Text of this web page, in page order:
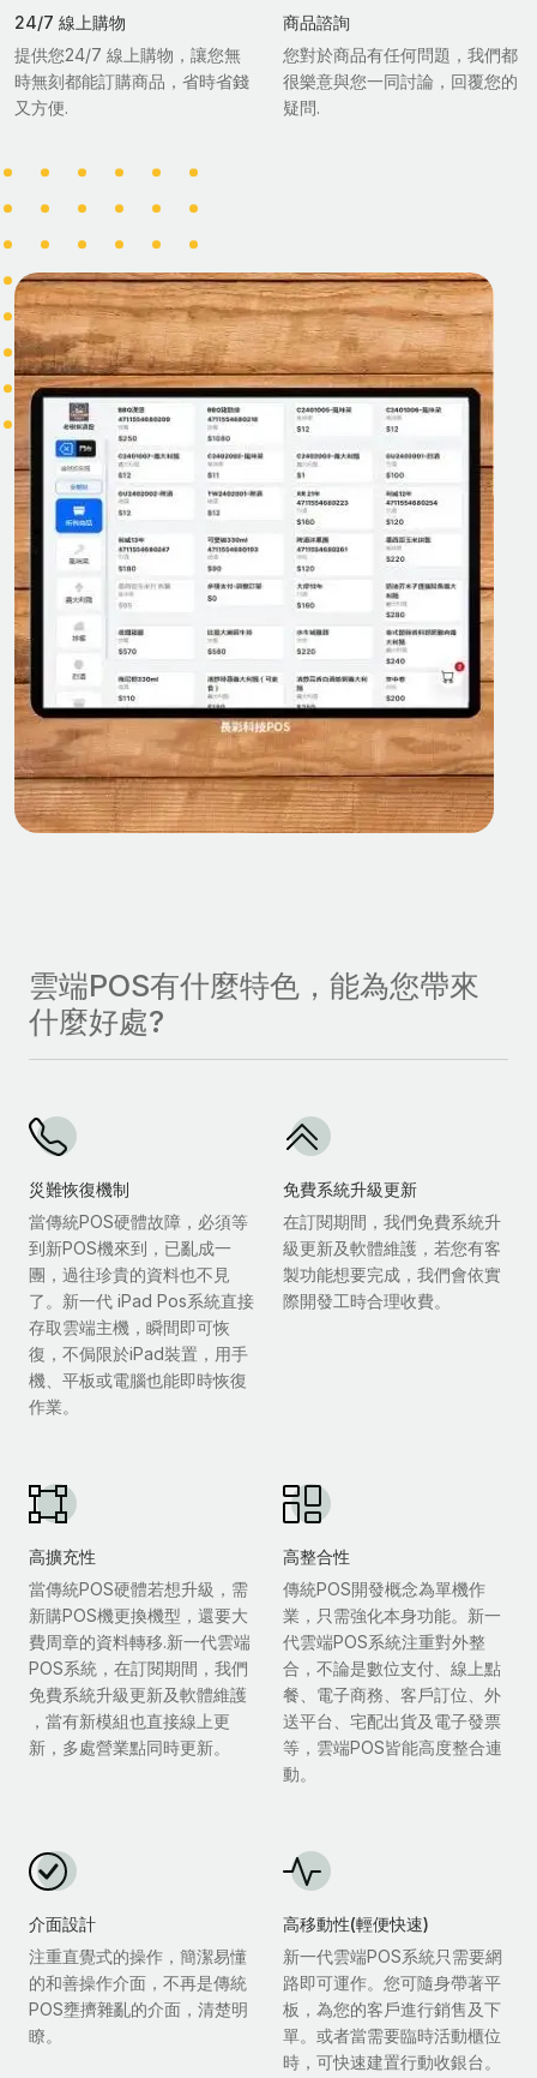
24/7 線上購物
提供您24/7 線上購物，讓您無
時無刻都能訂購商品，省時省錢
又方便.
商品諮詢
您對於商品有任何問題，我們都
很樂意與您一同討論，回覆您的
疑問.
雲端POS有什麼特色，能為您帶來
什麼好處?
災難恢復機制
當傳統POS硬體故障，必須等
到新POS機來到，已亂成一
團，過往珍貴的資料也不見
了。新一代 iPad Pos系統直接
存取雲端主機，瞬間即可恢
復，不侷限於iPad裝置，用手
機、平板或電腦也能即時恢復
作業。
免費系統升級更新
在訂閱期間，我們免費系統升
級更新及軟體維護，若您有客
製功能想要完成，我們會依實
際開發工時合理收費。
高擴充性
當傳統POS硬體若想升級，需
新購POS機更換機型，還要大
費周章的資料轉移.新一代雲端
POS系統，在訂閱期間，我們
免費系統升級更新及軟體維護
，當有新模組也直接線上更
新，多處營業點同時更新。
高整合性
傳統POS開發概念為單機作
業，只需強化本身功能。新一
代雲端POS系統注重對外整
合，不論是數位支付、線上點
餐、電子商務、客戶訂位、外
送平台、宅配出貨及電子發票
等，雲端POS皆能高度整合連
動。
介面設計
注重直覺式的操作，簡潔易懂
的和善操作介面，不再是傳統
POS壅擠雜亂的介面，清楚明
瞭。
高移動性(輕便快速)
新一代雲端POS系統只需要網
路即可運作。您可隨身帶著平
板，為您的客戶進行銷售及下
單。或者當需要臨時活動櫃位
時，可快速建置行動收銀台。